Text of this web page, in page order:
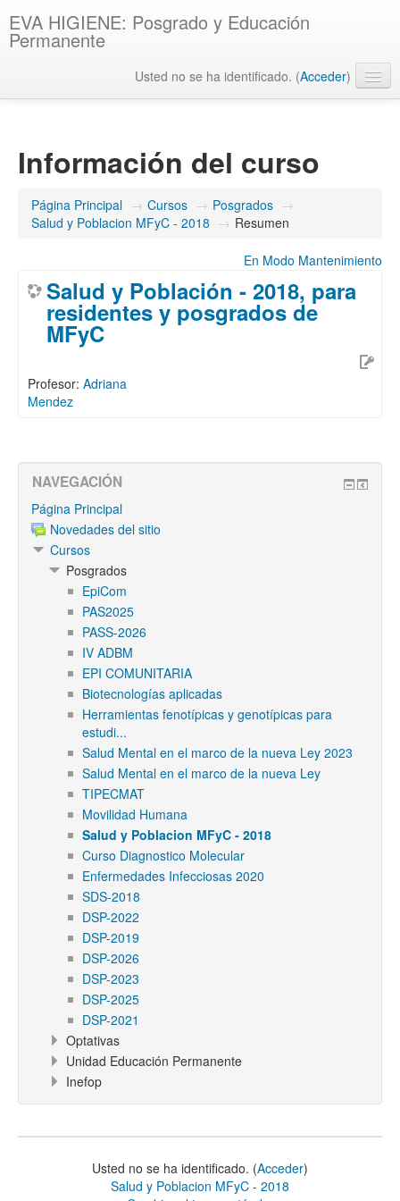
EVA HIGIENE: Posgrado y Educación
Permanente
Usted no se ha identificado. (Acceder)
Información del curso
Página Principal → Cursos → Posgrados →
Salud y Poblacion MFyC - 2018 → Resumen
En Modo Mantenimiento
Salud y Población - 2018, para
residentes y posgrados de
MFyC
Profesor: Adriana
Mendez
NAVEGACIÓN
Página Principal
Novedades del sitio
Cursos
Posgrados
EpiCom
PAS2025
PASS-2026
IV ADBM
EPI COMUNITARIA
Biotecnologías aplicadas
Herramientas fenotípicas y genotípicas para
estudi...
Salud Mental en el marco de la nueva Ley 2023
Salud Mental en el marco de la nueva Ley
TIPECMAT
Movilidad Humana
Salud y Poblacion MFyC - 2018
Curso Diagnostico Molecular
Enfermedades Infecciosas 2020
SDS-2018
DSP-2022
DSP-2019
DSP-2026
DSP-2023
DSP-2025
DSP-2021
Optativas
Unidad Educación Permanente
Inefop
Usted no se ha identificado. (Acceder)
Salud y Poblacion MFyC - 2018